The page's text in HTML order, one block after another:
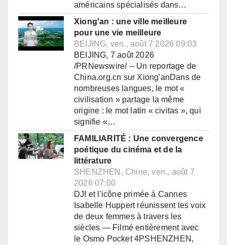
américains spécialisés dans…
Xiong'an : une ville meilleure
pour une vie meilleure
BEIJING, ven., août 7 2026 09:03
BEIJING, 7 août 2026
/PRNewswire/ -- Un reportage de
China.org.cn sur Xiong'anDans de
nombreuses langues, le mot «
civilisation » partage la même
origine : le mot latin « civitas », qui
signifie «…
FAMILIARITÉ : Une convergence
poétique du cinéma et de la
littérature
SHENZHEN, Chine, ven., août 7
2026 07:00
DJI et l'icône primée à Cannes
Isabelle Huppert réunissent les voix
de deux femmes à travers les
siècles — Filmé entièrement avec
le Osmo Pocket 4PSHENZHEN,